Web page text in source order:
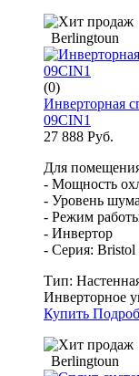
Berlingtoun
(0)
Инверторная
09CIN1
27 888 Руб.
Для
- Мощность
- Уровень
- Режим
- Инвертор
- Серия: Bristol
Тип:
Инверторное
Купить
Berlingtoun